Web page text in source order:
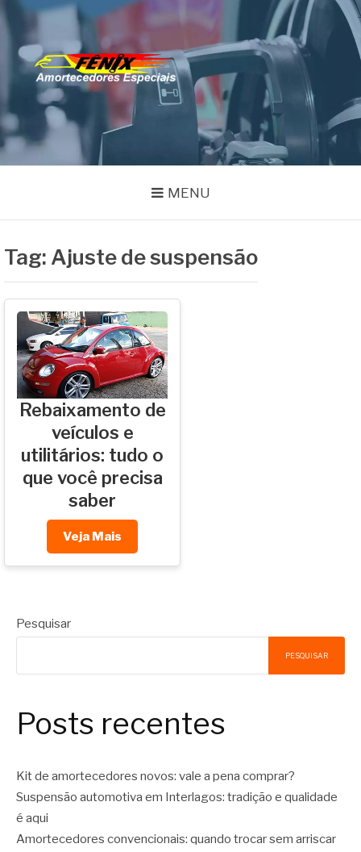
Pular
conteúdo
FENIX
AMORTECEDORES
Especialistas em Remanufatura de Amortecedores
MENU
Tag: Ajuste de suspensão
Rebaixamento de
veículos e
utilitários: tudo o
que você precisa
saber
Veja Mais
Pesquisar
PESQUISAR
Posts recentes
Kit de amortecedores novos: vale a pena comprar?
Suspensão automotiva em Interlagos: tradição e qualidade
é aqui
Amortecedores convencionais: quando trocar sem arriscar